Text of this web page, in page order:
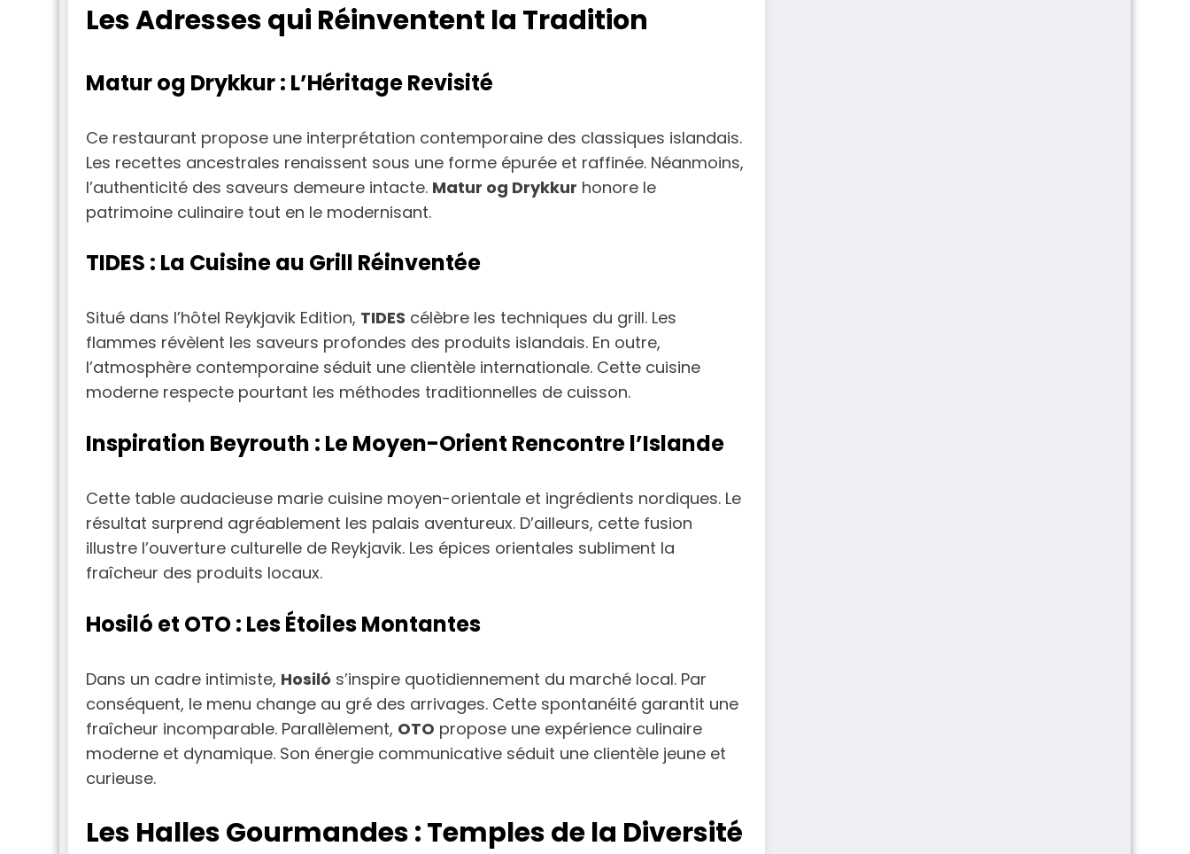
Les Adresses qui Réinventent la Tradition
Matur og Drykkur : L’Héritage Revisité
Ce restaurant propose une interprétation contemporaine des classiques islandais.
Les recettes ancestrales renaissent sous une forme épurée et raffinée. Néanmoins,
l’authenticité des saveurs demeure intacte. Matur og Drykkur honore le
patrimoine culinaire tout en le modernisant.
TIDES : La Cuisine au Grill Réinventée
Situé dans l’hôtel Reykjavik Edition, TIDES célèbre les techniques du grill. Les
flammes révèlent les saveurs profondes des produits islandais. En outre,
l’atmosphère contemporaine séduit une clientèle internationale. Cette cuisine
moderne respecte pourtant les méthodes traditionnelles de cuisson.
Inspiration Beyrouth : Le Moyen-Orient Rencontre l’Islande
Cette table audacieuse marie cuisine moyen-orientale et ingrédients nordiques. Le
résultat surprend agréablement les palais aventureux. D’ailleurs, cette fusion
illustre l’ouverture culturelle de Reykjavik. Les épices orientales subliment la
fraîcheur des produits locaux.
Hosiló et OTO : Les Étoiles Montantes
Dans un cadre intimiste, Hosiló s’inspire quotidiennement du marché local. Par
conséquent, le menu change au gré des arrivages. Cette spontanéité garantit une
fraîcheur incomparable. Parallèlement, OTO propose une expérience culinaire
moderne et dynamique. Son énergie communicative séduit une clientèle jeune et
curieuse.
Les Halles Gourmandes : Temples de la Diversité